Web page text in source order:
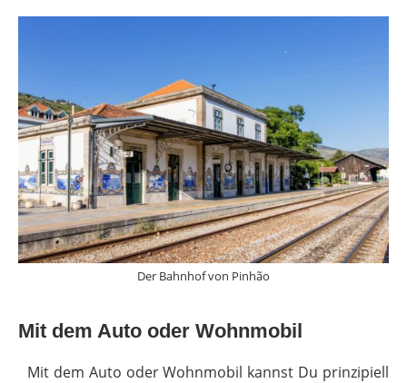
Der Bahnhof von Pinhão
Mit dem Auto oder Wohnmobil
Mit dem Auto oder Wohnmobil kannst Du prinzipiell